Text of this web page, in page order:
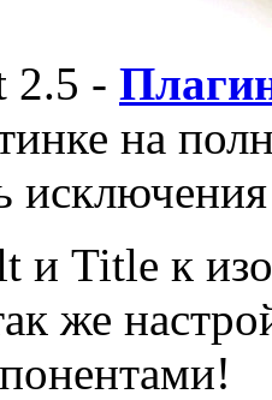
2.5 -
на
и Title к
же